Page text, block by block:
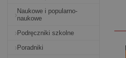
Naukowe i popularno-
naukowe
Podręczniki szkolne
Poradniki